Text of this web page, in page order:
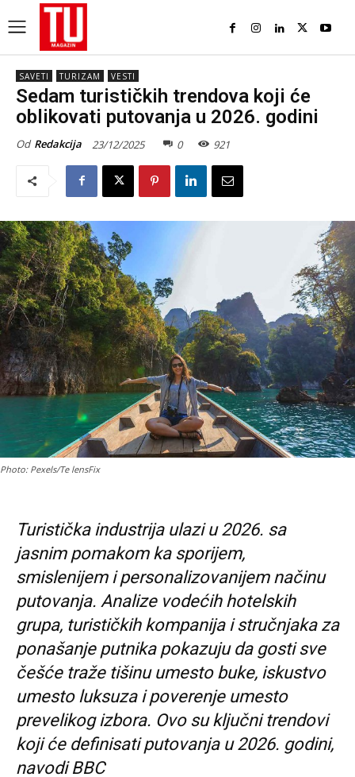
SAVETI TURIZAM VESTI
Sedam turističkih trendova koji će
oblikovati putovanja u 2026. godini
Od Redakcija 23/12/2025 0 921
Photo: Pexels/Te lensFix
Turistička industrija ulazi u 2026. sa
jasnim pomakom ka sporijem,
smislenijem i personalizovanijem načinu
putovanja. Analize vodećih hotelskih
grupa, turističkih kompanija i stručnjaka za
ponašanje putnika pokazuju da gosti sve
češće traže tišinu umesto buke, iskustvo
umesto luksuza i poverenje umesto
prevelikog izbora. Ovo su ključni trendovi
koji će definisati putovanja u 2026. godini,
navodi BBC